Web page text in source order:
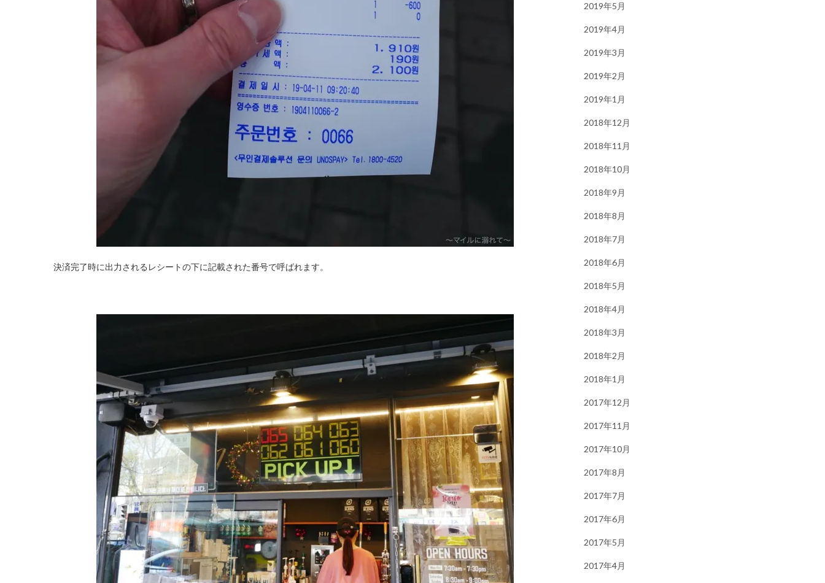
決済完了時に出力されるレシートの下に記載された番号で呼ばれます。
2019年5月
2019年4月
2019年3月
2019年2月
2019年1月
2018年12月
2018年11月
2018年10月
2018年9月
2018年8月
2018年7月
2018年6月
2018年5月
2018年4月
2018年3月
2018年2月
2018年1月
2017年12月
2017年11月
2017年10月
2017年8月
2017年7月
2017年6月
2017年5月
2017年4月